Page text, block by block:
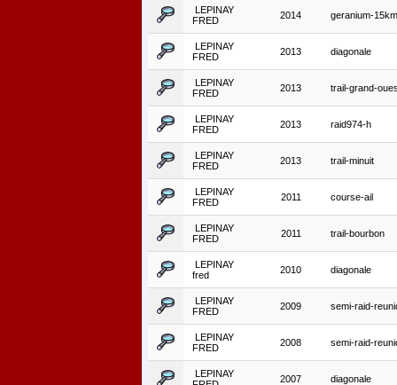
LEPINAY
FRED
2014 geranium-15km
LEPINAY
FRED
2013 diagonale
LEPINAY
FRED
2013 trail-grand-
LEPINAY
FRED
2013 raid974-h
LEPINAY
FRED
2013 trail-minuit
LEPINAY
FRED
2011 course-ail
LEPINAY
FRED
2011 trail-bourbon
LEPINAY
fred
2010 diagonale
LEPINAY
FRED
2009 semi-raid-
LEPINAY
FRED
2008 semi-raid-
LEPINAY
2007 diagonale